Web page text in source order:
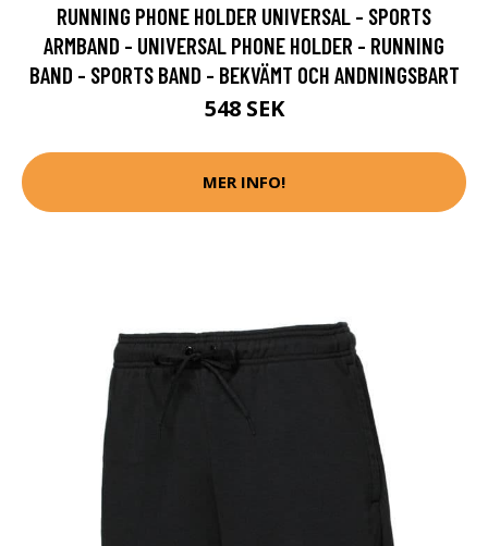
RUNNING PHONE HOLDER UNIVERSAL - SPORTS
ARMBAND - UNIVERSAL PHONE HOLDER - RUNNING
BAND - SPORTS BAND - BEKVÄMT OCH ANDNINGSBART
548 SEK
MER INFO!